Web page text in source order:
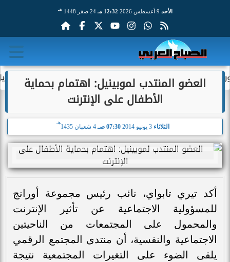
الأحد 12:32 مـ 24 صفر 1448 هـ
مارفين صلاح من أفضل 3 لاعبين في العالم
العضو المنتدب لموبينيل: اهتمام بحماية
الأطفال على الإنترنت
الثلاثاء 07:30 صـ 4 شعبان 1435
هـ
أكد تيري تابواي، نائب رئيس مجموعة أورانج
للمسؤولية الاجتماعية عن تأثير الإنترنت
والمحمول على المجتمعات من الناحيتين
الاجتماعية والنفسية، أن منتدى المجتمع الرقمي
يلقى الضوء على التغيرات المجتمعية نتيجة